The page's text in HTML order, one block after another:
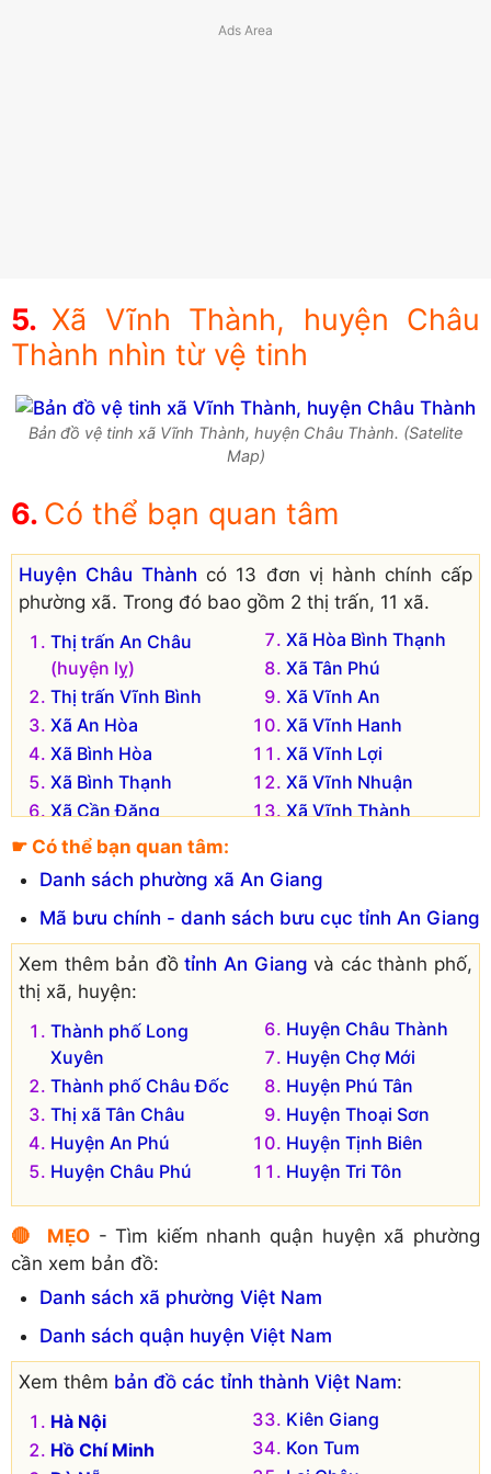
Xã Vĩnh Thành, huyện Châu
Thành nhìn từ vệ tinh
Bản đồ vệ tinh xã Vĩnh Thành, huyện Châu Thành. (Satelite
Map)
Có thể bạn quan tâm
Huyện Châu Thành có 13 đơn vị hành chính cấp
phường xã. Trong đó bao gồm 2 thị trấn, 11 xã.
Thị trấn An Châu
(huyện lỵ)
Thị trấn Vĩnh Bình
Xã An Hòa
Xã Bình Hòa
Xã Bình Thạnh
Xã Cần Đăng
Xã Hòa Bình Thạnh
Xã Tân Phú
Xã Vĩnh An
Xã Vĩnh Hanh
Xã Vĩnh Lợi
Xã Vĩnh Nhuận
Xã Vĩnh Thành
☛ Có thể bạn quan tâm:
Danh sách phường xã An Giang
Mã bưu chính - danh sách bưu cục tỉnh An Giang
Xem thêm bản đồtỉnh An Giang và các thành phố,
thị xã, huyện:
Thành phố Long
Xuyên
Thành phố Châu Đốc
Thị xã Tân Châu
Huyện An Phú
Huyện Châu Phú
Huyện Châu Thành
Huyện Chợ Mới
Huyện Phú Tân
Huyện Thoại Sơn
Huyện Tịnh Biên
Huyện Tri Tôn
🔴 MẸO- Tìm kiếm nhanh quận huyện xã phường
cần xem bản đồ:
Danh sách xã phường Việt Nam
Danh sách quận huyện Việt Nam
Xem thêm bản đồ các tỉnh thành Việt Nam:
Hà Nội
Hồ Chí Minh
Kiên Giang
Kon Tum